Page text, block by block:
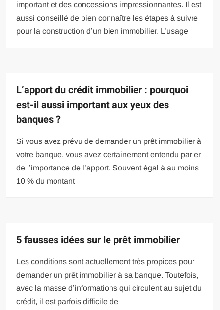
important et des concessions impressionnantes. Il est
aussi conseillé de bien connaître les étapes à suivre
pour la construction d’un bien immobilier. L’usage
L’apport du crédit immobilier : pourquoi
est-il aussi important aux yeux des
banques ?
Si vous avez prévu de demander un prêt immobilier à
votre banque, vous avez certainement entendu parler
de l’importance de l’apport. Souvent égal à au moins
10 % du montant
5 fausses idées sur le prêt immobilier
Les conditions sont actuellement très propices pour
demander un prêt immobilier à sa banque. Toutefois,
avec la masse d’informations qui circulent au sujet du
crédit, il est parfois difficile de